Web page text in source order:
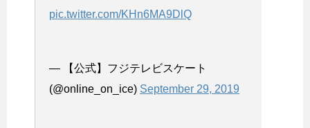
pic.twitter.com/KHn6MA9DlQ
— 【公式】フジテレビスケート
(@online_on_ice) September 29, 2019